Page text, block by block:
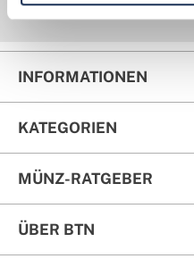
INFORMATIONEN
KATEGORIEN
MÜNZ-RATGEBER
ÜBER BTN